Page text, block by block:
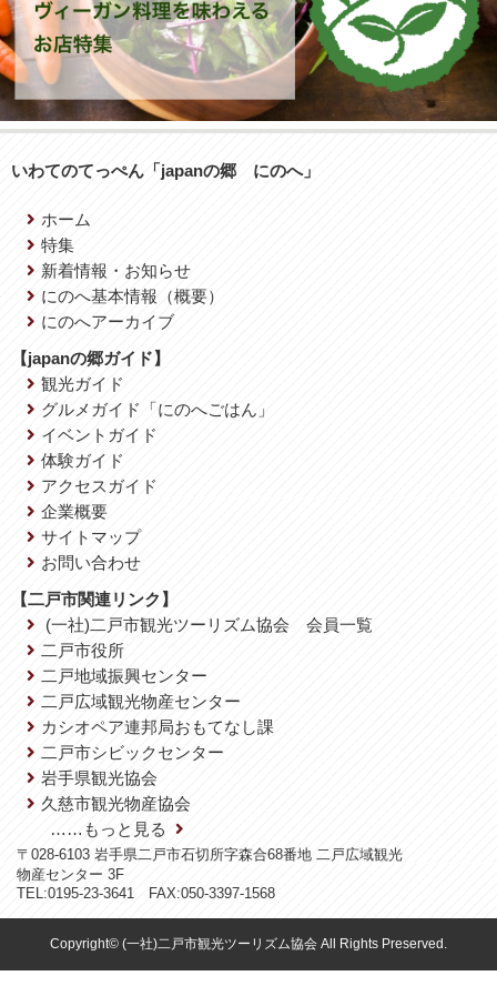
いわてのてっぺん「japanの郷 にのへ」
ホーム
特集
新着情報・お知らせ
にのへ基本情報（概要）
にのへアーカイブ
【japanの郷ガイド】
観光ガイド
グルメガイド「にのへごはん」
イベントガイド
体験ガイド
アクセスガイド
企業概要
サイトマップ
お問い合わせ
【二戸市関連リンク】
(一社)二戸市観光ツーリズム協会 会員一覧
二戸市役所
二戸地域振興センター
二戸広域観光物産センター
カシオペア連邦局おもてなし課
二戸市シビックセンター
岩手県観光協会
久慈市観光物産協会
……もっと見る
〒028-6103 岩手県二戸市石切所字森合68番地 二戸広域観光
物産センター 3F
TEL:0195-23-3641 FAX:050-3397-1568
Copyright© (一社)二戸市観光ツーリズム協会 All Rights Preserved.